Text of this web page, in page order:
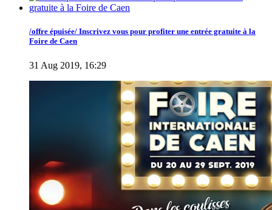
/offre épuisée/ Inscrivez vous pour profiter une entrée gratuite à la
Foire de Caen
31 Aug 2019, 16:29